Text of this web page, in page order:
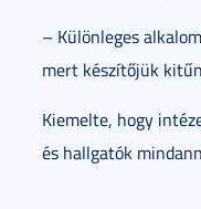
– Különleges
mert készítőjük
Kiemelte, hogy
és hallgatók